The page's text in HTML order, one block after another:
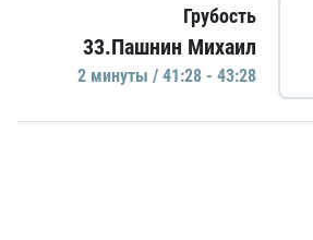
Грубость
33.Пашнин Михаил
2 минуты / 41:28 - 43:28